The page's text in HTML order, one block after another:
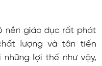
nền giáo dục rất phát
lượng và tân tiến
lợi thế như vậy,